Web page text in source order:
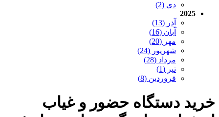
دی (2)
2025
آذر (13)
آبان (16)
مهر (20)
شهریور (24)
مرداد (28)
تیر (1)
فروردین (8)
خرید دستگاه حضور و غیاب